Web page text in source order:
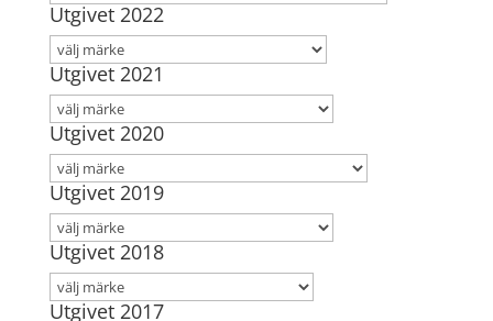
Utgivet 2022
Utgivet 2021
Utgivet 2020
Utgivet 2019
Utgivet 2018
Utgivet 2017